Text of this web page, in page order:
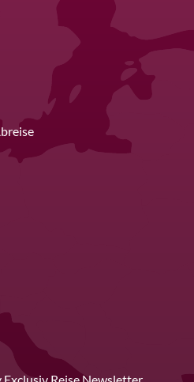
Reise Newsletter